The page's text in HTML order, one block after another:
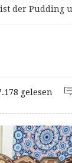
der Pudding
gelesen